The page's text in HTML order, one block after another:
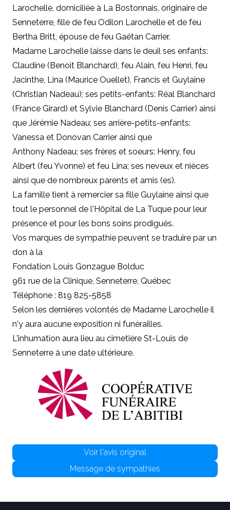
Larochelle, domiciliée à La Bostonnais, originaire de
Senneterre, fille de feu Odilon Larochelle et de feu
Bertha Britt, épouse de feu Gaétan Carrier.
Madame Larochelle laisse dans le deuil ses enfants:
Claudine (Benoit Blanchard), feu Alain, feu Henri, feu
Jacinthe, Lina (Maurice Ouellet), Francis et Guylaine
(Christian Nadeau); ses petits-enfants: Réal Blanchard
(France Girard) et Sylvie Blanchard (Denis Carrier) ainsi
que Jérémie Nadeau; ses arrière-petits-enfants:
Vanessa et Donovan Carrier ainsi que
Anthony Nadeau; ses frères et soeurs: Henry, feu
Albert (feu Yvonne) et feu Lina; ses neveux et nièces
ainsi que de nombreux parents et amis (es).
La famille tient à remercier sa fille Guylaine ainsi que
tout le personnel de l'Hôpital de La Tuque pour leur
présence et pour les bons soins prodigués.
Vos marques de sympathie peuvent se traduire par un
don à la
Fondation Louis Gonzague Bolduc
961 rue de la Clinique, Senneterre, Québec
Téléphone : 819 825-5858
Selon les dernières volontés de Madame Larochelle il
n'y aura aucune exposition ni funérailles.
L'inhumation aura lieu au cimetière St-Louis de
Senneterre à une date ultérieure.
Voir l'avis original
Message de sympathies